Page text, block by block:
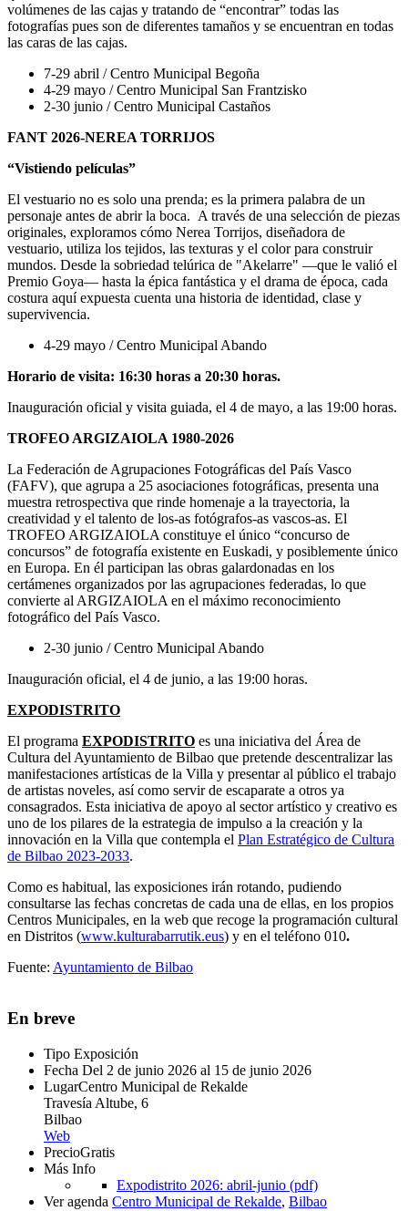
volúmenes de las cajas y tratando de “encontrar” todas las
fotografías pues son de diferentes tamaños y se encuentran en todas
las caras de las cajas.
7-29 abril / Centro Municipal Begoña
4-29 mayo / Centro Municipal San Frantzisko
2-30 junio / Centro Municipal Castaños
FANT 2026-NEREA TORRIJOS
“Vistiendo películas”
El vestuario no es solo una prenda; es la primera palabra de un
personaje antes de abrir la boca. A través de una selección de piezas
originales, exploramos cómo Nerea Torrijos, diseñadora de
vestuario, utiliza los tejidos, las texturas y el color para construir
mundos. Desde la sobriedad telúrica de "Akelarre" —que le valió el
Premio Goya— hasta la épica fantástica y el drama de época, cada
costura aquí expuesta cuenta una historia de identidad, clase y
supervivencia.
4-29 mayo / Centro Municipal Abando
Horario de visita: 16:30 horas a 20:30 horas.
Inauguración oficial y visita guiada, el 4 de mayo, a las 19:00 horas.
TROFEO ARGIZAIOLA 1980-2026
La Federación de Agrupaciones Fotográficas del País Vasco
(FAFV), que agrupa a 25 asociaciones fotográficas, presenta una
muestra retrospectiva que rinde homenaje a la trayectoria, la
creatividad y el talento de los-as fotógrafos-as vascos-as. El
TROFEO ARGIZAIOLA constituye el único “concurso de
concursos” de fotografía existente en Euskadi, y posiblemente único
en Europa. En él participan las obras galardonadas en los
certámenes organizados por las agrupaciones federadas, lo que
convierte al ARGIZAIOLA en el máximo reconocimiento
fotográfico del País Vasco.
2-30 junio / Centro Municipal Abando
Inauguración oficial, el 4 de junio, a las 19:00 horas.
EXPODISTRITO
El programa EXPODISTRITO es una iniciativa del Área de
Cultura del Ayuntamiento de Bilbao que pretende descentralizar las
manifestaciones artísticas de la Villa y presentar al público el trabajo
de artistas noveles, así como servir de escaparate a otros ya
consagrados. Esta iniciativa de apoyo al sector artístico y creativo es
uno de los pilares de la estrategia de impulso a la creación y la
innovación en la Villa que contempla el Plan Estratégico de Cultura
de Bilbao 2023-2033.
Como es habitual, las exposiciones irán rotando, pudiendo
consultarse las fechas concretas de cada una de ellas, en los propios
Centros Municipales, en la web que recoge la programación cultural
en Distritos (www.kulturabarrutik.eus) y en el teléfono 010.
Fuente: Ayuntamiento de Bilbao
En breve
Tipo Exposición
Fecha Del 2 de junio 2026 al 15 de junio 2026
LugarCentro Municipal de Rekalde
Travesía Altube, 6
Bilbao
Web
PrecioGratis
Más Info
Expodistrito 2026: abril-junio (pdf)
Ver agenda Centro Municipal de Rekalde, Bilbao